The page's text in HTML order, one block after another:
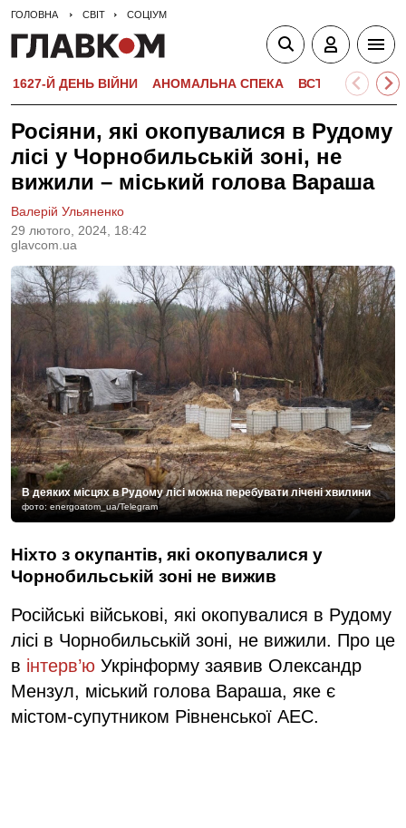
ГОЛОВНА СВІТ СОЦІУМ
1627-Й ДЕНЬ ВІЙНИ АНОМАЛЬНА СПЕКА ВСТУПНА
Росіяни, які окопувалися в Рудому
лісі у Чорнобильській зоні, не
вижили – міський голова Вараша
29 лютого, 2024, 18:42
glavcom.ua
Валерій Ульяненко
В деяких місцях в Рудому лісі можна перебувати лічені хвилини
фото: energoatom_ua/Telegram
Ніхто з окупантів, які окопувалися у
Чорнобильській зоні не вижив
Російські військові, які окопувалися в Рудому
лісі в Чорнобильській зоні, не вижили. Про це
в інтерв’ю Укрінформу заявив Олександр
Мензул, міський голова Вараша, яке є
містом-супутником Рівненської АЕС.